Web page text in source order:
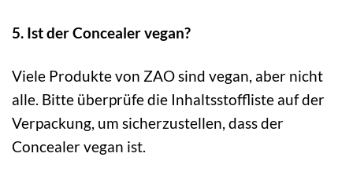
5. Ist der Concealer vegan?
Viele Produkte von ZAO sind vegan, aber nicht
alle. Bitte überprüfe die Inhaltsstoffliste auf der
Verpackung, um sicherzustellen, dass der
Concealer vegan ist.